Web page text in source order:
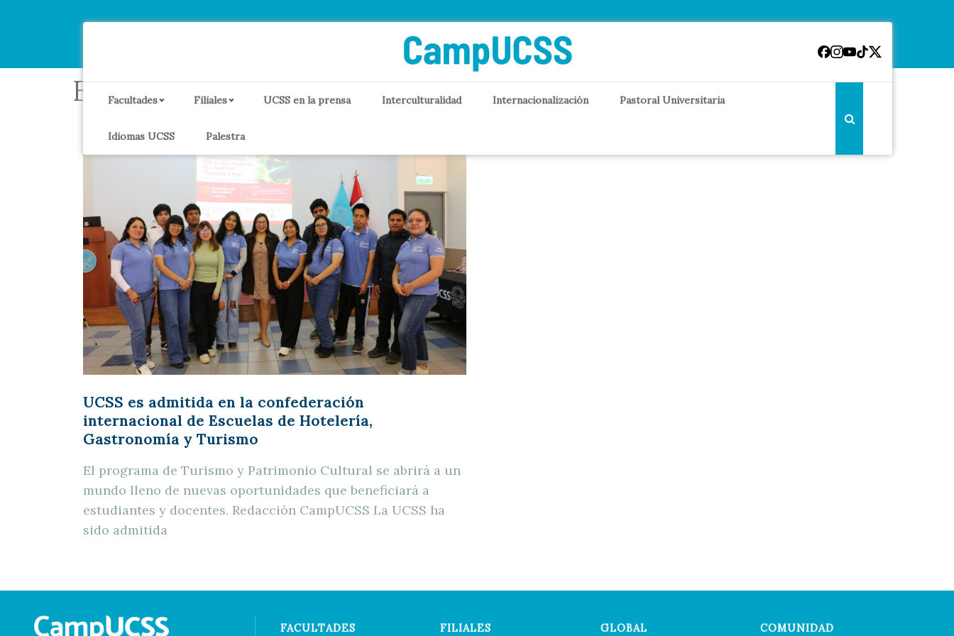
Facultades Filiales UCSS en la prensa Interculturalidad Internacionalización Pastoral Universitaria
Idiomas UCSS Palestra
Etiqueta:Educación y humanidades
UCSS es admitida en la confederación
internacional de Escuelas de Hotelería,
Gastronomía y Turismo
El programa de Turismo y Patrimonio Cultural se abrirá a un
mundo lleno de nuevas oportunidades que beneficiará a
estudiantes y docentes. Redacción CampUCSS La UCSS ha
sido admitida
FACULTADES FILIALES GLOBAL COMUNIDAD